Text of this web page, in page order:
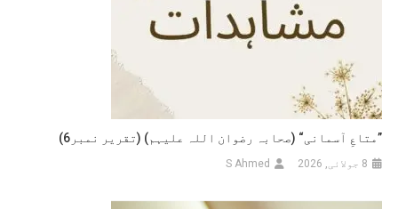
”متاعِ آسمانی“ (صحابہ رضوان اللہ علیہم) (تقریر نمبر6)
8 جولائی, 2026 S Ahmed